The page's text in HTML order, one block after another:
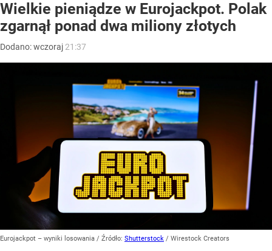
Wielkie pieniądze w Eurojackpot. Polak
zgarnął ponad dwa miliony złotych
Dodano:wczoraj 21:37
Eurojackpot – wyniki losowania / Źródło: Shutterstock / Wirestock Creators